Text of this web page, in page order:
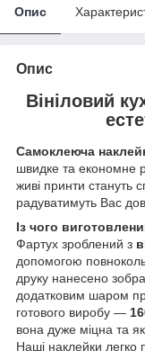
Опис
Опис
Вініловий
Самоклеюча
швидке та економне
живі принти стануть
радуватимуть Вас
Із чого
Фартух зроблений з
допомогою
друку нанесено
додатковим шаром
готового виробу —
вона дуже міцна та
Наші наклейки легко